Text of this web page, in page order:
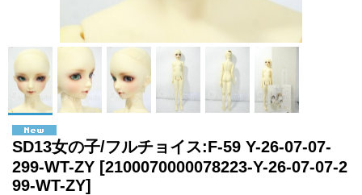
SD13女の子/フルチョイス:F-59 Y-26-07-07-
299-WT-ZY [2100070000078223-Y-26-07-07-2
99-WT-ZY]